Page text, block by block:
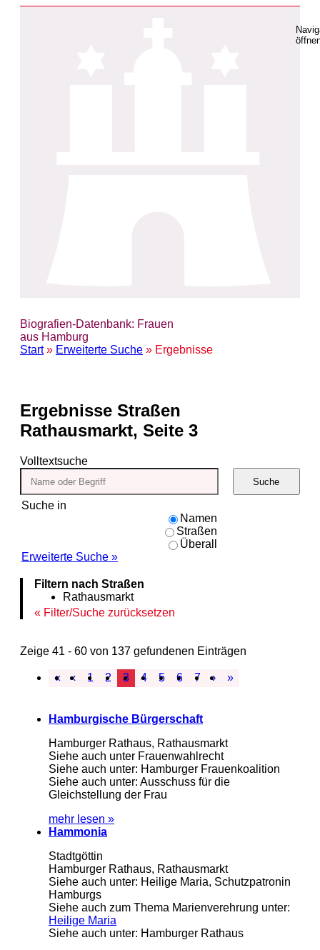
Biografien-Datenbank: Frauen
aus Hamburg
Start» Erweiterte Suche » Ergebnisse
Ergebnisse Straßen
Rathausmarkt, Seite 3
Volltextsuche
Suche in
Namen
Straßen
Überall
Erweiterte Suche »
Suche
Filtern nach Straßen
Rathausmarkt
Filter/Suche zurücksetzen
Zeige 41 - 60 von 137 gefundenen Einträgen
« ‹ 1 2 3 4 5 6 7 › »
Hamburgische Bürgerschaft
Hamburger Rathaus, Rathausmarkt
Siehe auch unter Frauenwahlrecht
Siehe auch unter: Hamburger Frauenkoalition
Siehe auch unter: Ausschuss für die
Gleichstellung der Frau
mehr lesen »
Hammonia
Stadtgöttin
Hamburger Rathaus, Rathausmarkt
Siehe auch unter: Heilige Maria, Schutzpatronin
Hamburgs
Siehe auch zum Thema Marienverehrung unter:
Heilige Maria
Siehe auch unter: Hamburger Rathaus